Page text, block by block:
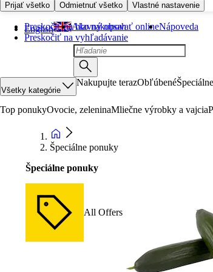
Prijať všetko Odmietnuť všetko Vlastné nastavenie
Preskočiť na hlavný obsah
Preskočiť na vyhľadávanie
English Ako nakupovať onlineNápoveda
Všetky kategórie
Nakupujte terazObľúbené
Top ponukyOvocie, zeleninaMliečne výrobky a vajcia
Špeciálne ponuky
Špeciálne ponuky
All Offers